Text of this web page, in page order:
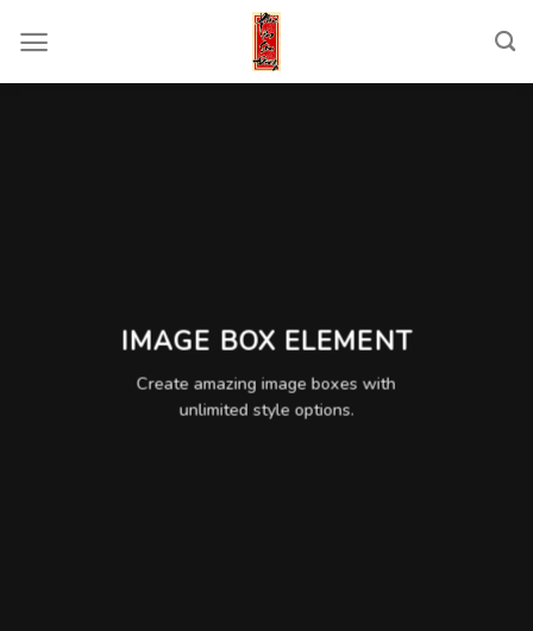
content
IMAGE BOX ELEMENT
Create amazing image boxes with
unlimited style options.